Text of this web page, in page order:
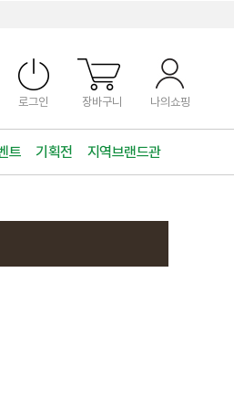
로그인 장바구니 나의쇼핑
트 기획전 지역브랜드관